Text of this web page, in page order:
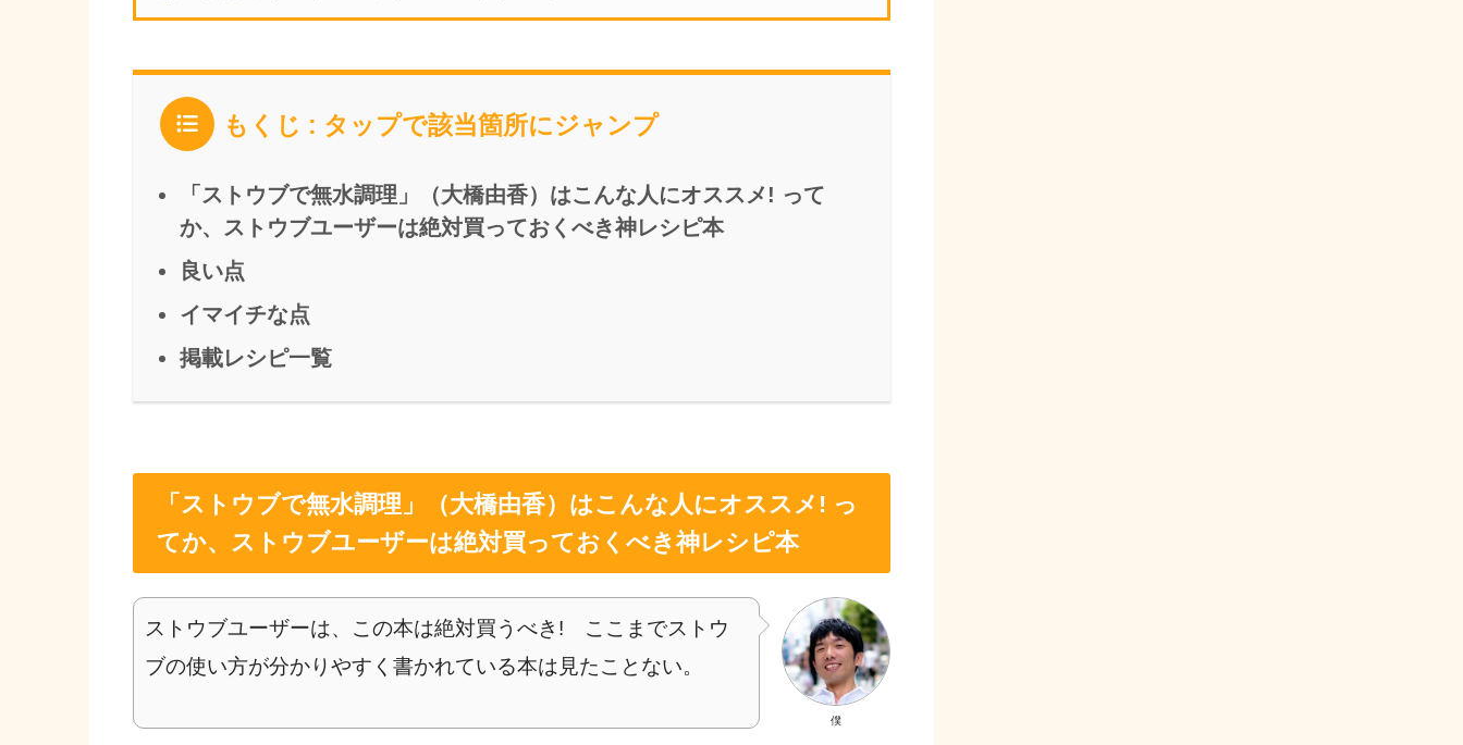
もくじ : タップで該当箇所にジャンプ
「ストウブで無水調理」（大橋由香）はこんな人にオススメ! って
か、ストウブユーザーは絶対買っておくべき神レシピ本
良い点
イマイチな点
掲載レシピ一覧
「ストウブで無水調理」（大橋由香）はこんな人にオススメ! っ
てか、ストウブユーザーは絶対買っておくべき神レシピ本
僕
ストウブユーザーは、この本は絶対買うべき! ここまでストウ
ブの使い方が分かりやすく書かれている本は見たことない。